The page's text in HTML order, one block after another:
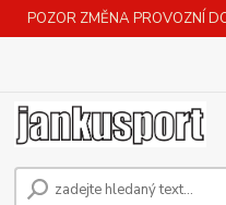
POZOR ZMĚNA PROVOZNÍ